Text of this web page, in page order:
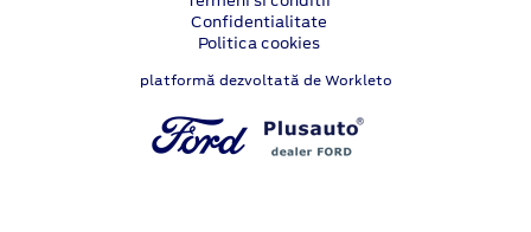
Confidentialitate
Politica cookies
platformă dezvoltată de Workleto